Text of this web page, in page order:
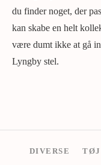
du finder noget, der
kan skabe en helt
være dumt ikke at gå
Lyngby stel.
DIVERSE TØJ